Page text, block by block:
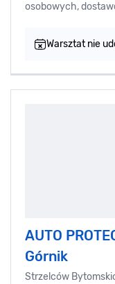
osobowych,
Warsztat nie
AUTO
Górnik
Strzelców